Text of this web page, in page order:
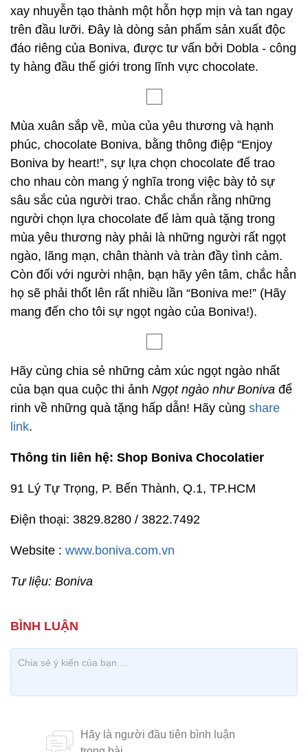
xay nhuyễn tạo thành một hỗn hợp mịn và tan ngay
trên đầu lưỡi. Đây là dòng sản phẩm sản xuất độc
đáo riêng của Boniva, được tư vấn bởi Dobla - công
ty hàng đầu thế giới trong lĩnh vực chocolate.
Mùa xuân sắp về, mùa của yêu thương và hạnh
phúc, chocolate Boniva, bằng thông điệp “Enjoy
Boniva by heart!”, sự lựa chọn chocolate để trao
cho nhau còn mang ý nghĩa trong việc bày tỏ sự
sâu sắc của người trao. Chắc chắn rằng những
người chọn lựa chocolate để làm quà tặng trong
mùa yêu thương này phải là những người rất ngọt
ngào, lãng mạn, chân thành và tràn đầy tình cảm.
Còn đối với người nhận, bạn hãy yên tâm, chắc hẳn
họ sẽ phải thốt lên rất nhiều lần “Boniva me!” (Hãy
mang đến cho tôi sự ngọt ngào của Boniva!).
Hãy cùng chia sẻ những cảm xúc ngọt ngào nhất
của bạn qua cuộc thi ảnh Ngọt ngào như Boniva để
rinh về những quà tặng hấp dẫn! Hãy cùng share
link.
Thông tin liên hệ: Shop Boniva Chocolatier
91 Lý Tự Trọng, P. Bến Thành, Q.1, TP.HCM
Điện thoại: 3829.8280 / 3822.7492
Website : www.boniva.com.vn
Tư liệu: Boniva